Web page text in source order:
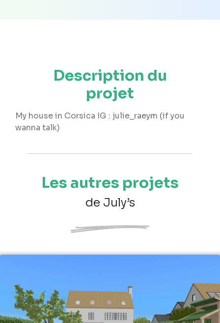
Description du
projet
My house in Corsica IG : julie_raeym (if you
wanna talk)
Les autres projets
de July’s